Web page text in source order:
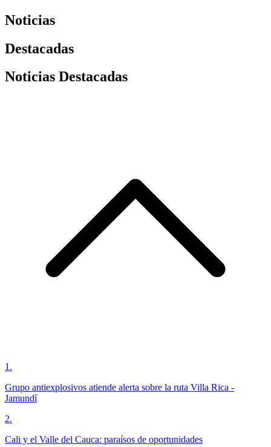
Noticias
Destacadas
Noticias Destacadas
1 .
Grupo antiexplosivos atiende alerta sobre la ruta Villa Rica -
Jamundí
2.
Cali y el Valle del Cauca: paraísos de oportunidades